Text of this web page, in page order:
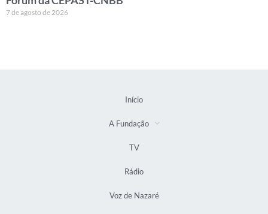
7 de agosto de 2026
Início
A Fundação
TV
Rádio
Voz de Nazaré